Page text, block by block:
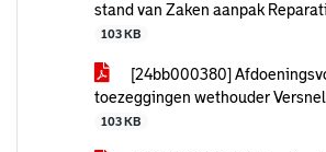
stand van Zaken aanpak
103 KB
[24bb000380]
toezeggingen wethouder
103 KB